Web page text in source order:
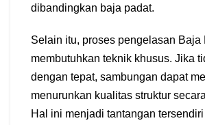
dibandingkan baja padat.
Selain itu, proses pengelasan Baja
membutuhkan teknik khusus. Jika
dengan tepat, sambungan dapat
menurunkan kualitas struktur
Hal ini menjadi tantangan